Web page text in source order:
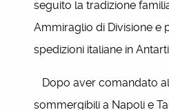
seguito la tradizione
Ammiraglio di Divisione e
spedizioni italiane in
Dopo aver comandato
sommergibili a Napoli e